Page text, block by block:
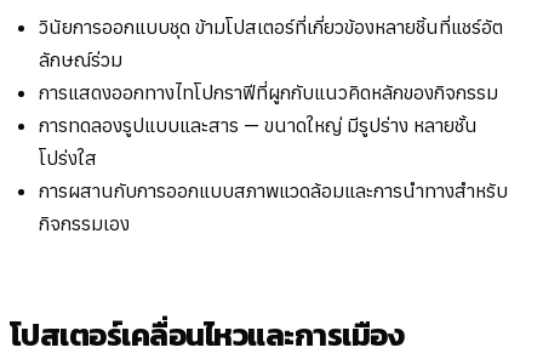
วินัยการออกแบบชุด ข้ามโปสเตอร์ที่เกี่ยวข้องหลายชิ้นที่แชร์อัต
ลักษณ์ร่วม
การแสดงออกทางไทโปกราฟีที่ผูกกับแนวคิดหลักของกิจกรรม
การทดลองรูปแบบและสาร — ขนาดใหญ่ มีรูปร่าง หลายชั้น
โปร่งใส
การผสานกับการออกแบบสภาพแวดล้อมและการนำทางสำหรับ
กิจกรรมเอง
โปสเตอร์เคลื่อนไหวและการเมือง